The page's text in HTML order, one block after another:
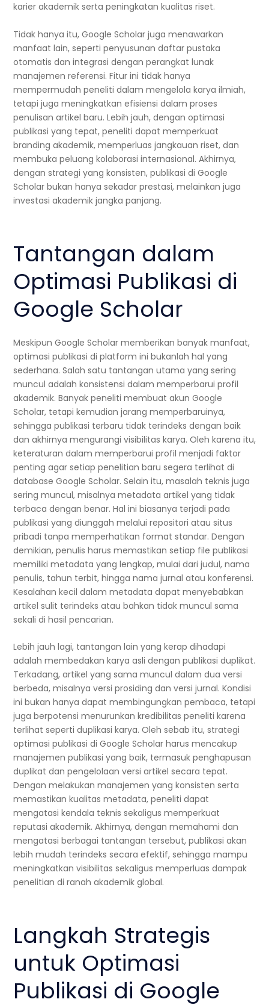
karier akademik serta peningkatan kualitas riset.
Tidak hanya itu, Google Scholar juga menawarkan
manfaat lain, seperti penyusunan daftar pustaka
otomatis dan integrasi dengan perangkat lunak
manajemen referensi. Fitur ini tidak hanya
mempermudah peneliti dalam mengelola karya ilmiah,
tetapi juga meningkatkan efisiensi dalam proses
penulisan artikel baru. Lebih jauh, dengan optimasi
publikasi yang tepat, peneliti dapat memperkuat
branding akademik, memperluas jangkauan riset, dan
membuka peluang kolaborasi internasional. Akhirnya,
dengan strategi yang konsisten, publikasi di Google
Scholar bukan hanya sekadar prestasi, melainkan juga
investasi akademik jangka panjang.
Tantangan dalam
Optimasi Publikasi di
Google Scholar
Meskipun Google Scholar memberikan banyak manfaat,
optimasi publikasi di platform ini bukanlah hal yang
sederhana. Salah satu tantangan utama yang sering
muncul adalah konsistensi dalam memperbarui profil
akademik. Banyak peneliti membuat akun Google
Scholar, tetapi kemudian jarang memperbaruinya,
sehingga publikasi terbaru tidak terindeks dengan baik
dan akhirnya mengurangi visibilitas karya. Oleh karena itu,
keteraturan dalam memperbarui profil menjadi faktor
penting agar setiap penelitian baru segera terlihat di
database Google Scholar. Selain itu, masalah teknis juga
sering muncul, misalnya metadata artikel yang tidak
terbaca dengan benar. Hal ini biasanya terjadi pada
publikasi yang diunggah melalui repositori atau situs
pribadi tanpa memperhatikan format standar. Dengan
demikian, penulis harus memastikan setiap file publikasi
memiliki metadata yang lengkap, mulai dari judul, nama
penulis, tahun terbit, hingga nama jurnal atau konferensi.
Kesalahan kecil dalam metadata dapat menyebabkan
artikel sulit terindeks atau bahkan tidak muncul sama
sekali di hasil pencarian.
Lebih jauh lagi, tantangan lain yang kerap dihadapi
adalah membedakan karya asli dengan publikasi duplikat.
Terkadang, artikel yang sama muncul dalam dua versi
berbeda, misalnya versi prosiding dan versi jurnal. Kondisi
ini bukan hanya dapat membingungkan pembaca, tetapi
juga berpotensi menurunkan kredibilitas peneliti karena
terlihat seperti duplikasi karya. Oleh sebab itu, strategi
optimasi publikasi di Google Scholar harus mencakup
manajemen publikasi yang baik, termasuk penghapusan
duplikat dan pengelolaan versi artikel secara tepat.
Dengan melakukan manajemen yang konsisten serta
memastikan kualitas metadata, peneliti dapat
mengatasi kendala teknis sekaligus memperkuat
reputasi akademik. Akhirnya, dengan memahami dan
mengatasi berbagai tantangan tersebut, publikasi akan
lebih mudah terindeks secara efektif, sehingga mampu
meningkatkan visibilitas sekaligus memperluas dampak
penelitian di ranah akademik global.
Langkah Strategis
untuk Optimasi
Publikasi di Google